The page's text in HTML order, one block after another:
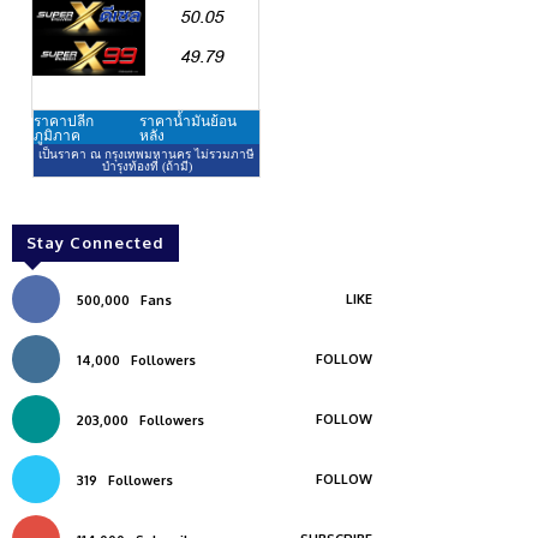
Stay Connected
500,000 Fans LIKE
14,000 Followers FOLLOW
203,000 Followers FOLLOW
319 Followers FOLLOW